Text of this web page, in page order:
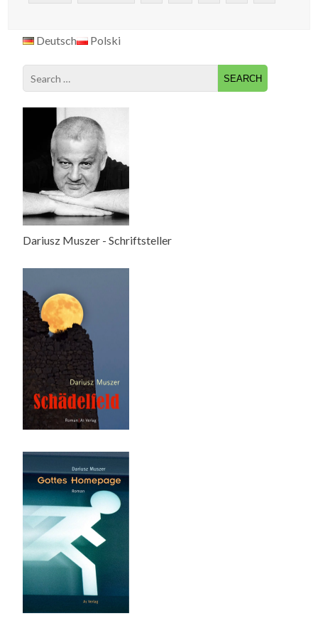
Deutsch Polski
Search
for:
Dariusz Muszer - Schriftsteller